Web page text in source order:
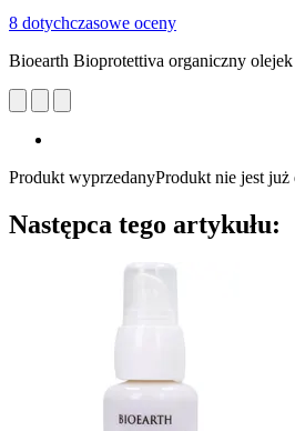
8 dotychczasowe oceny
Bioearth Bioprotettiva organiczny
Produkt wyprzedanyProdukt nie jest już
Następca tego artykułu: